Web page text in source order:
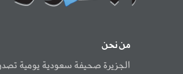
من نحن
الجزيرة صحيفة سعودية يومية